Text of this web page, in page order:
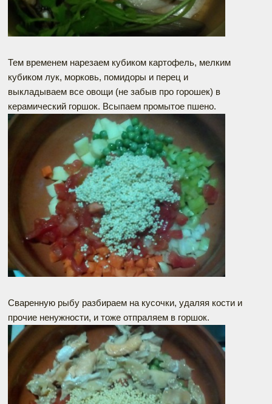
Тем временем нарезаем кубиком картофель, мелким
кубиком лук, морковь, помидоры и перец и
выкладываем все овощи (не забыв про горошек) в
керамический горшок. Всыпаем промытое пшено.
Сваренную рыбу разбираем на кусочки, удаляя кости и
прочие ненужности, и тоже отпраляем в горшок.